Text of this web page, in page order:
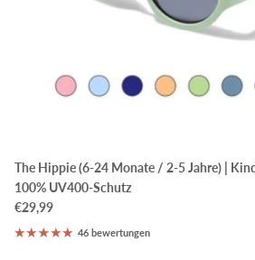
The Hippie (6-24 Monate / 2-5 Jahre) |
100% UV400-Schutz
€29,99
46 bewertungen